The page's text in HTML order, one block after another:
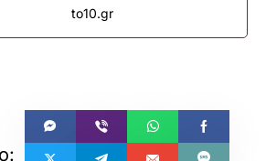
to10.gr